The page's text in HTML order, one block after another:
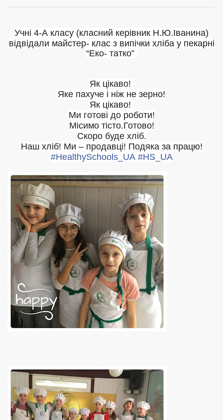
Учні 4-А класу (класний керівник Н.Ю.Іванина)
відвідали майстер- клас з випічки хліба у пекарні
“Еко- татко”
Як цікаво!
Яке пахуче і ніж не зерно!
Як цікаво!
Ми готові до роботи!
Місимо тісто.Готово!
Скоро буде хліб.
Наш хліб! Ми – продавці! Подяка за працю!
#HealthySchools_UA #HS_UA